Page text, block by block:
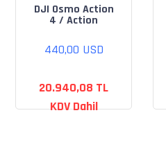
DJI Osmo Action
4 / Action
440,00 USD
20.940,08 TL
KDV Dahil